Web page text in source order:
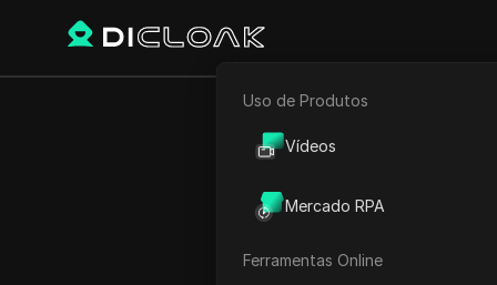
E-commerce
Uso de Produtos
Vídeos
Mercado RPA
Ferramentas Online
Início